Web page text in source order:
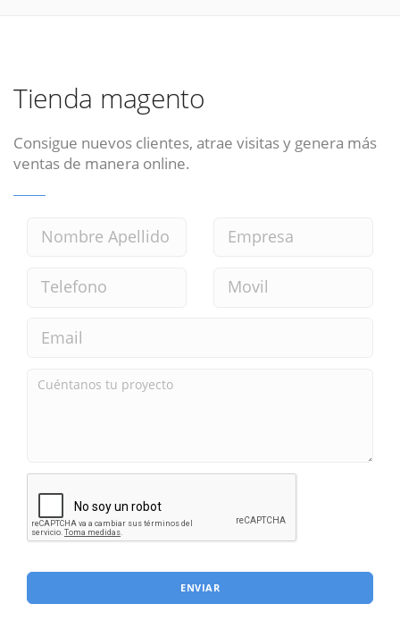
Tienda magento
Consigue nuevos clientes, atrae visitas y genera más
ventas de manera online.
ENVIAR